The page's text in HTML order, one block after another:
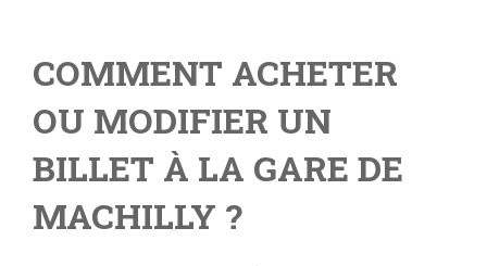
COMMENT ACHETER
OU MODIFIER UN
BILLET À LA GARE DE
MACHILLY ?